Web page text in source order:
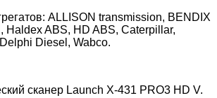
ALLISON transmission, BENDIX
Haldex ABS, HD ABS, Caterpillar,
Diesel, Wabco.
сканер Launch X-431 PRO3 HD V.